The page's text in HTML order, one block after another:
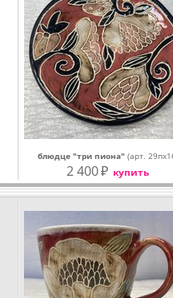
блюдце "три пиона" (арт.
2 400₽ купить